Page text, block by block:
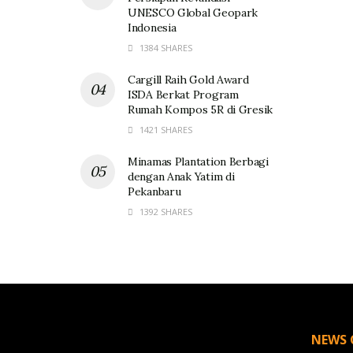
UNESCO Global Geopark
Indonesia
1384 SHARES
Cargill Raih Gold Award
ISDA Berkat Program
Rumah Kompos 5R di Gresik
1421 SHARES
Minamas Plantation Berbagi
dengan Anak Yatim di
Pekanbaru
1392 SHARES
NEWS